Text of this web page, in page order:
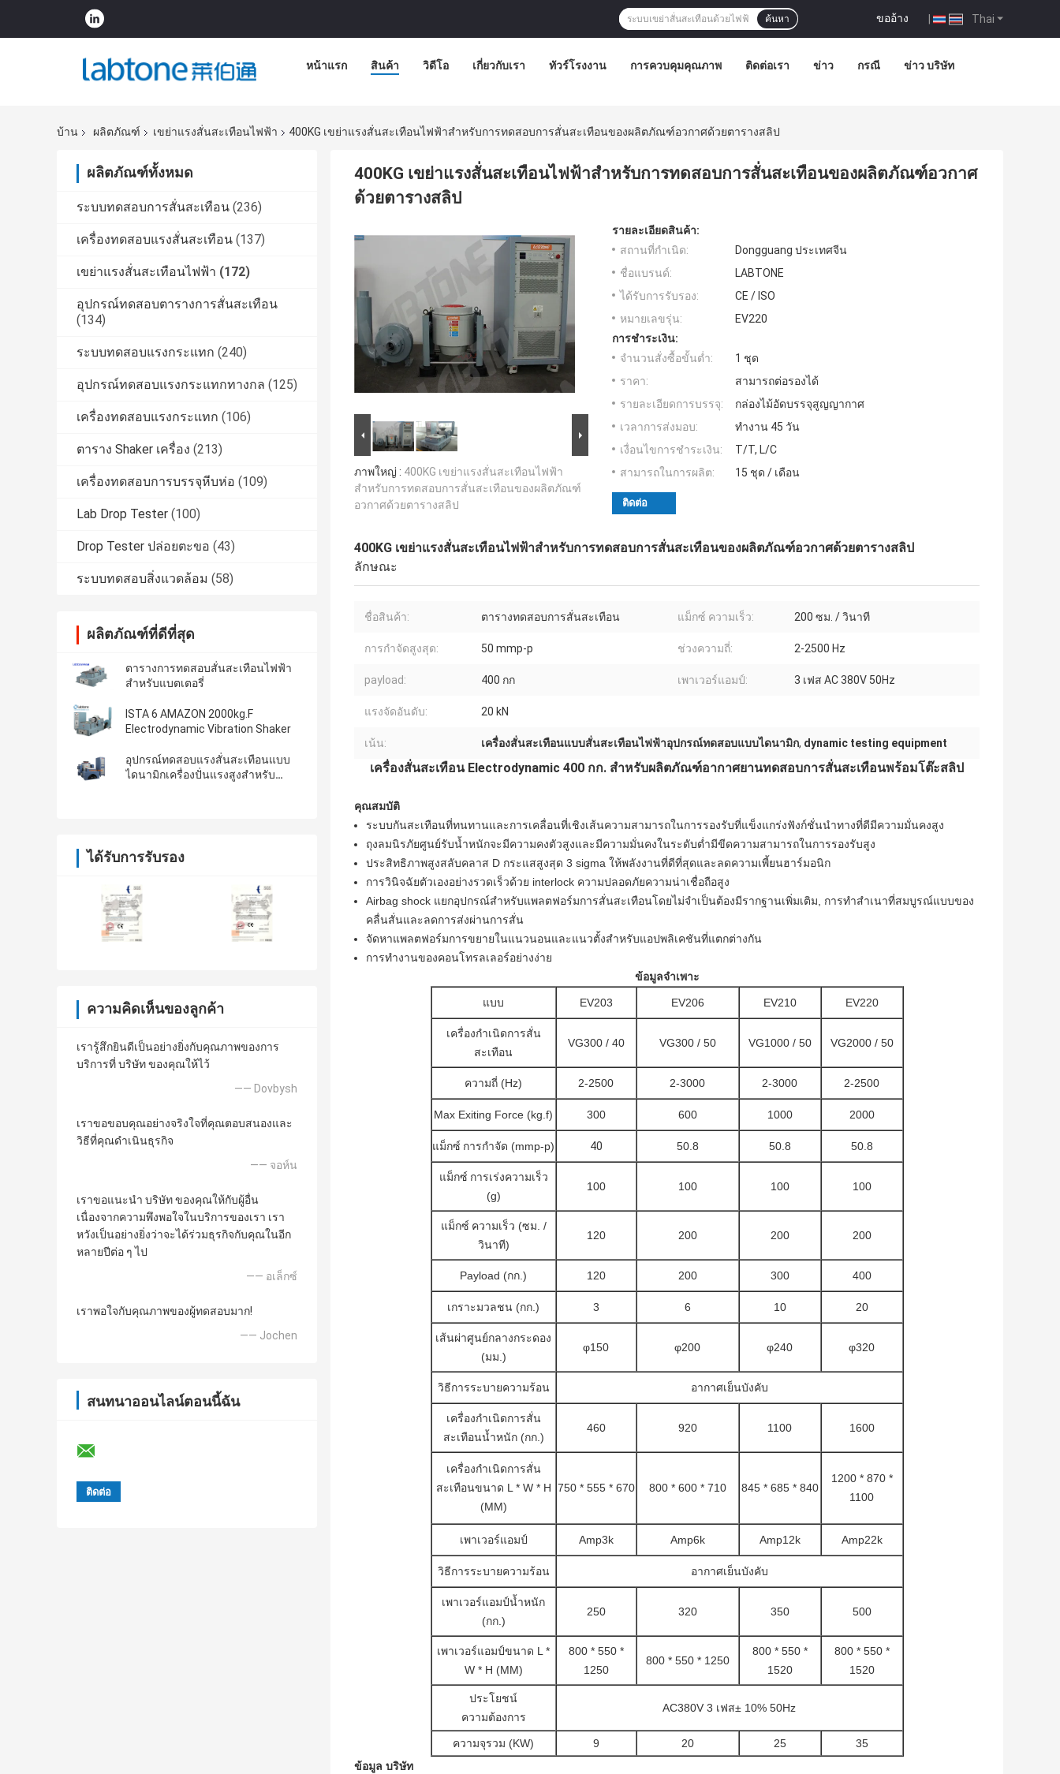
Thai
ขออ้าง |
ค้นหา
หน้าแรก สินค้า วิดีโอ เกี่ยวกับเรา ทัวร์โรงงาน การควบคุมคุณภาพ ติดต่อเรา ข่าว กรณี ข่าว บริษัท
บ้าน ผลิตภัณฑ์ เขย่าแรงสั่นสะเทือนไฟฟ้า 400KG เขย่าแรงสั่นสะเทือนไฟฟ้าสำหรับการทดสอบการสั่นสะเทือนของผลิตภัณฑ์อวกาศด้วยตารางสลิป
ผลิตภัณฑ์ทั้งหมด
ระบบทดสอบการสั่นสะเทือน (236)
เครื่องทดสอบแรงสั่นสะเทือน (137)
เขย่าแรงสั่นสะเทือนไฟฟ้า (172)
อุปกรณ์ทดสอบตารางการสั่นสะเทือน
(134)
ระบบทดสอบแรงกระแทก (240)
อุปกรณ์ทดสอบแรงกระแทกทางกล (125)
เครื่องทดสอบแรงกระแทก (106)
ตาราง Shaker เครื่อง (213)
เครื่องทดสอบการบรรจุหีบห่อ (109)
Lab Drop Tester (100)
Drop Tester ปล่อยตะขอ (43)
ระบบทดสอบสิ่งแวดล้อม (58)
ผลิตภัณฑ์ที่ดีที่สุด
ตารางการทดสอบสั่นสะเทือนไฟฟ้า
สําหรับแบตเตอรี่
ISTA 6 AMAZON 2000kg.F
Electrodynamic Vibration Shaker
อุปกรณ์ทดสอบแรงสั่นสะเทือนแบบ
ไดนามิกเครื่องปั่นแรงสูงสำหรับ
ได้รับการรับรอง
ความคิดเห็นของลูกค้า
เรารู้สึกยินดีเป็นอย่างยิ่งกับคุณภาพของการ
บริการที่ บริษัท ของคุณให้ไว้
—— Dovbysh
เราขอขอบคุณอย่างจริงใจที่คุณตอบสนองและ
วิธีที่คุณดำเนินธุรกิจ
—— จอห์น
เราขอแนะนำ บริษัท ของคุณให้กับผู้อื่น
เนื่องจากความพึงพอใจในบริการของเรา เรา
หวังเป็นอย่างยิ่งว่าจะได้ร่วมธุรกิจกับคุณในอีก
หลายปีต่อ ๆ ไป
—— อเล็กซ์
เราพอใจกับคุณภาพของผู้ทดสอบมาก!
—— Jochen
สนทนาออนไลน์ตอนนี้ฉัน
400KG เขย่าแรงสั่นสะเทือนไฟฟ้าสำหรับการทดสอบการสั่นสะเทือนของผลิตภัณฑ์อวกาศ
ด้วยตารางสลิป
ภาพใหญ่ : 400KG เขย่าแรงสั่นสะเทือนไฟฟ้า
สำหรับการทดสอบการสั่นสะเทือนของผลิตภัณฑ์
อวกาศด้วยตารางสลิป
รายละเอียดสินค้า:
สถานที่กำเนิด:
Dongguang ประเทศจีน
ชื่อแบรนด์:
LABTONE
ได้รับการรับรอง:
CE / ISO
หมายเลขรุ่น:
EV220
การชำระเงิน:
จำนวนสั่งซื้อขั้นต่ำ:
1 ชุด
ราคา:
สามารถต่อรองได้
รายละเอียดการบรรจุ:
กล่องไม้อัดบรรจุสูญญากาศ
เวลาการส่งมอบ:
ทำงาน 45 วัน
เงื่อนไขการชำระเงิน:
T/T, L/C
สามารถในการผลิต:
15 ชุด / เดือน
ติดต่อ
400KG เขย่าแรงสั่นสะเทือนไฟฟ้าสำหรับการทดสอบการสั่นสะเทือนของผลิตภัณฑ์อวกาศด้วยตารางสลิป
ลักษณะ
ชื่อสินค้า: ตารางทดสอบการสั่นสะเทือน แม็กซ์ ความเร็ว: 200 ซม. / วินาที
การกำจัดสูงสุด: 50 mmp-p ช่วงความถี่: 2-2500 Hz
payload: 400 กก เพาเวอร์แอมป์: 3 เฟส AC 380V 50Hz
แรงจัดอันดับ: 20 kN
เน้น: เครื่องสั่นสะเทือนแบบสั่นสะเทือนไฟฟ้าอุปกรณ์ทดสอบแบบไดนามิก, dynamic testing equipment
เครื่องสั่นสะเทือน Electrodynamic 400 กก. สำหรับผลิตภัณฑ์อากาศยานทดสอบการสั่นสะเทือนพร้อมโต๊ะสลิป
คุณสมบัติ
ระบบกันสะเทือนที่ทนทานและการเคลื่อนที่เชิงเส้นความสามารถในการรองรับที่แข็งแกร่งฟังก์ชั่นนำทางที่ดีมีความมั่นคงสูง
ถุงลมนิรภัยศูนย์รับน้ำหนักจะมีความคงตัวสูงและมีความมั่นคงในระดับต่ำมีขีดความสามารถในการรองรับสูง
ประสิทธิภาพสูงสลับคลาส D กระแสสูงสุด 3 sigma ให้พลังงานที่ดีที่สุดและลดความเพี้ยนฮาร์มอนิก
การวินิจฉัยตัวเองอย่างรวดเร็วด้วย interlock ความปลอดภัยความน่าเชื่อถือสูง
Airbag shock แยกอุปกรณ์สำหรับแพลตฟอร์มการสั่นสะเทือนโดยไม่จำเป็นต้องมีรากฐานเพิ่มเติม, การทำสำเนาที่สมบูรณ์แบบของ
คลื่นสั่นและลดการส่งผ่านการสั่น
จัดหาแพลตฟอร์มการขยายในแนวนอนและแนวตั้งสำหรับแอปพลิเคชันที่แตกต่างกัน
การทำงานของคอนโทรลเลอร์อย่างง่าย
ข้อมูลจำเพาะ
แบบ EV203 EV206 EV210 EV220
เครื่องกำเนิดการสั่น
สะเทือน
VG300 / 40 VG300 / 50 VG1000 / 50 VG2000 / 50
ความถี่ (Hz) 2-2500 2-3000 2-3000 2-2500
Max Exiting Force (kg.f) 300 600 1000 2000
แม็กซ์ การกำจัด (mmp-p) 40 50.8 50.8 50.8
แม็กซ์ การเร่งความเร็ว
(g)
100 100 100 100
แม็กซ์ ความเร็ว (ซม. /
วินาที)
120 200 200 200
Payload (กก.) 120 200 300 400
เกราะมวลชน (กก.) 3 6 10 20
เส้นผ่าศูนย์กลางกระดอง
(มม.)
φ150 φ200 φ240 φ320
วิธีการระบายความร้อน อากาศเย็นบังคับ
เครื่องกำเนิดการสั่น
สะเทือนน้ำหนัก (กก.)
460 920 1100 1600
เครื่องกำเนิดการสั่น
สะเทือนขนาด L * W * H
(MM)
750 * 555 * 670 800 * 600 * 710 845 * 685 * 840
1200 * 870 *
1100
เพาเวอร์แอมป์ Amp3k Amp6k Amp12k Amp22k
วิธีการระบายความร้อน อากาศเย็นบังคับ
เพาเวอร์แอมป์น้ำหนัก
(กก.)
250 320 350 500
เพาเวอร์แอมป์ขนาด L *
W * H (MM)
800 * 550 *
1250
800 * 550 * 1250
800 * 550 *
1520
800 * 550 *
1520
ประโยชน์
ความต้องการ
AC380V 3 เฟส± 10% 50Hz
ความจุรวม (KW) 9 20 25
35
ข้อมูล บริษัท